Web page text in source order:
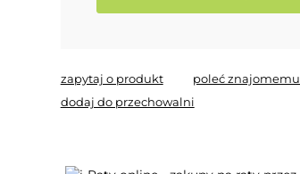
zapytaj o produkt poleć znajomemu
dodaj do przechowalni